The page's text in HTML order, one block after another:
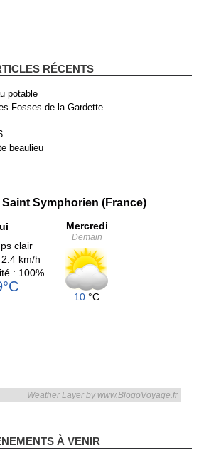
RÉCENTS
potable
Fosses de la Gardette
beaulieu
Saint Symphorien (France)
clair
km/h
: 100%
Mercredi
Demain
10 °C
Weather Layer by www.BlogoVoyage.fr
À VENIR